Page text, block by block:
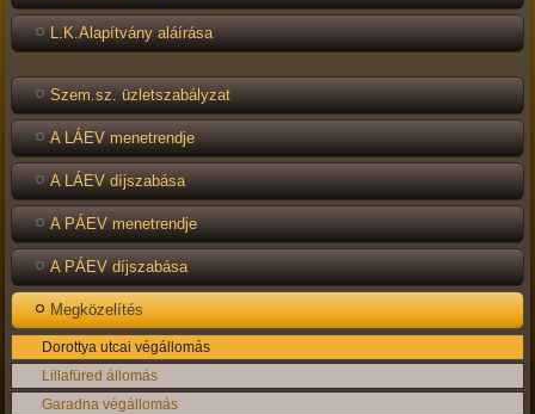
L.K.Alapítvány aláírása
Szem.sz. üzletszabályzat
A LÁEV menetrendje
A LÁEV díjszabása
A PÁEV menetrendje
A PÁEV díjszabása
Megközelítés
Dorottya utcai végállomás
Lillafüred állomás
Garadna végállomás